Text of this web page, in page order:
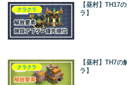
クラクラ
【昼村】TH17
ラ】
クラクラ
【昼村】TH7
ラ】